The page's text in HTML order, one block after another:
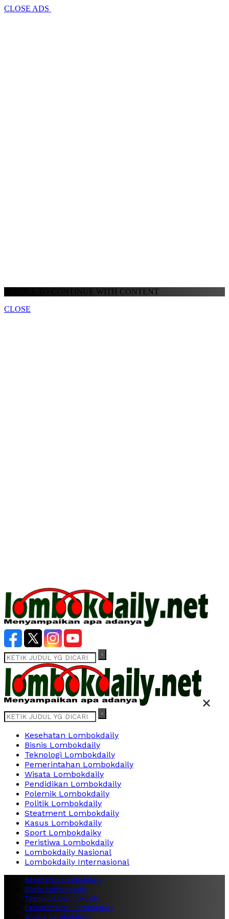
CLOSE ADS
SCROLL TO CONTINUE WITH CONTENT
CLOSE
Kesehatan Lombokdaily
Bisnis Lombokdaily
Teknologi Lombokdaily
Pemerintahan Lombokdaily
Wisata Lombokdaily
Pendidikan Lombokdaily
Polemik Lombokdaily
Politik Lombokdaily
Steatment Lombokdaily
Kasus Lombokdaily
Sport Lombokdaiky
Peristiwa Lombokdaily
Lombokdaily Nasional
Lombokdaily Internasional
Kesehatan Lombokdaily
Bisnis Lombokdaily
Teknologi Lombokdaily
Pemerintahan Lombokdaily
Wisata Lombokdaily